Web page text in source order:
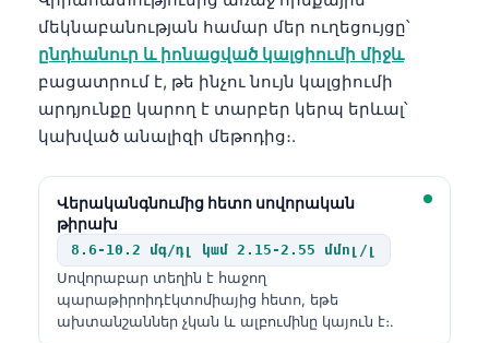
մեկնաբանության համար մեր ուղեցույցը՝
ընդհանուր և իոնացված կալցիումի միջև
բացատրում է, թե ինչու նույն կալցիումի
արդյունքը կարող է տարբեր կերպ երևալ՝
կախված անալիզի մեթոդից։.
Վերականգնումից հետո սովորական
թիրախ
8.6-10.2 մգ/դլ կամ 2.15-2.55 մմոլ/լ
Սովորաբար տեղին է հաջող
պարաթիրոիդէկտոմիայից հետո, եթե
ախտանշաններ չկան և ալբումինը կայուն է։.